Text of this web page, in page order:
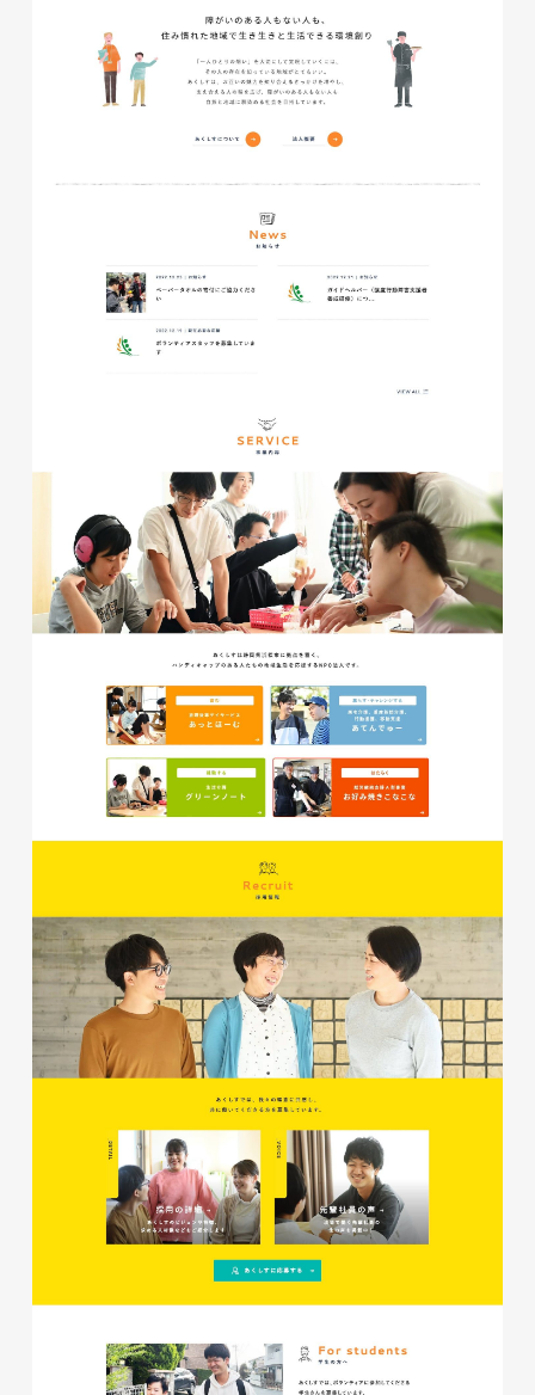
glitter8様 ECサイト制作
ECサイト
#アパレル・ファッション
#HTML/CSSコーディング
#レスポンシブWebデザイン
glitter8様 スタンドバナー
#アパレル・ファッション
#スタンドバナー
glitter8様 A4スタンドバナ
glitter8様 吹き出しPOP
#吹き出しPOP
glitter8様 チラシ
印刷物
#アパレル・ファッション
#チラシ
glitter8様 カタログ
印刷物
#アパレル・ファッション
#カタログ
磐田商工会議所様 磐田市商店